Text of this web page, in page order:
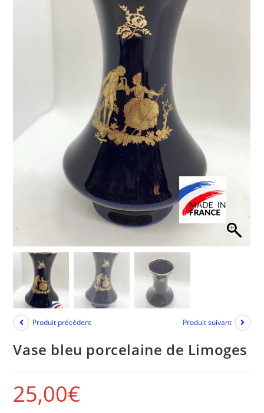
Produit précédent Produit suivant
Vase bleu porcelaine de Limoges
25,00€